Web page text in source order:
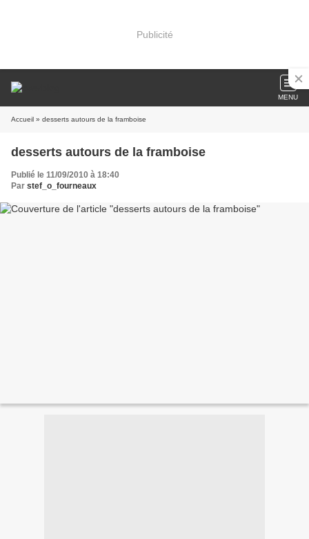
Publicité
MENU
Accueil » desserts autours de la framboise
desserts autours de la framboise
Publié le 11/09/2010 à 18:40
Par stef_o_fourneaux